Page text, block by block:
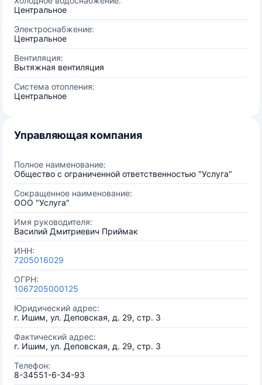
Центральное
Электроснабжение:
Центральное
Вентиляция:
Вытяжная вентиляция
Система отопления:
Центральное
Управляющая компания
Полное наименование:
Общество с ограниченной ответственностью "Услуга"
Сокращенное наименование:
ООО "Услуга"
Имя руководителя:
Василий Дмитриевич Приймак
ИНН:
7205016029
ОГРН:
1067205000125
Юридический адрес:
г. Ишим, ул. Деповская, д. 29, стр. 3
Фактический адрес:
г. Ишим, ул. Деповская, д. 29, стр. 3
Телефон:
8-34551-6-34-93